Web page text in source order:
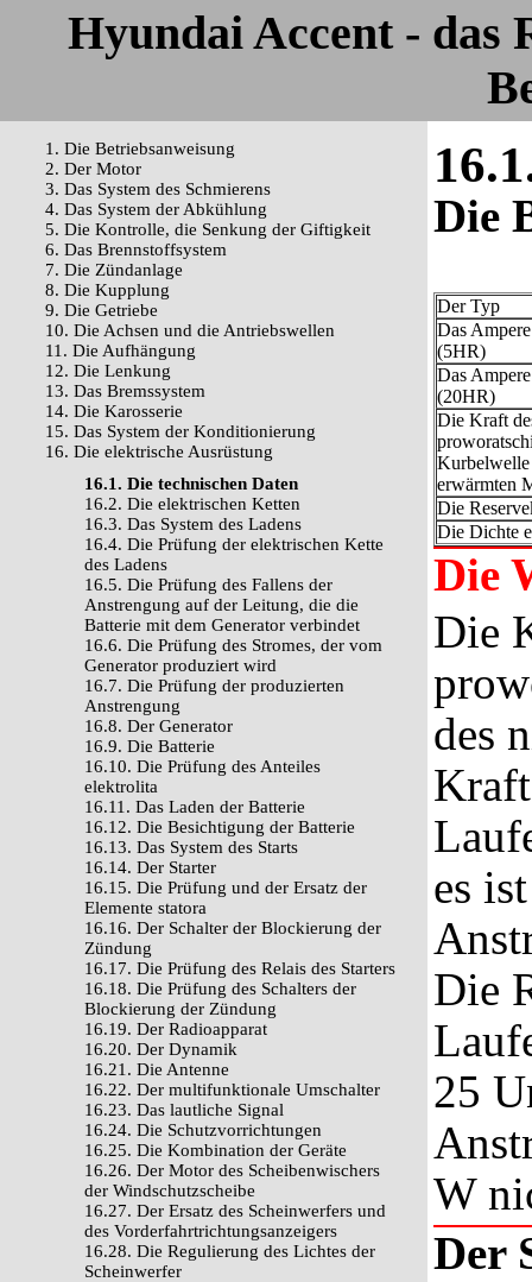
Hyundai Accent - das
1. Die Betriebsanweisung
2. Der Motor
3. Das System des Schmierens
4. Das System der Abkühlung
5. Die Kontrolle, die Senkung der Giftigkeit
6. Das Brennstoffsystem
7. Die Zündanlage
8. Die Kupplung
9. Die Getriebe
10. Die Achsen und die Antriebswellen
11. Die Aufhängung
12. Die Lenkung
13. Das Bremssystem
14. Die Karosserie
15. Das System der Konditionierung
16. Die elektrische Ausrüstung
16.1. Die technischen Daten
16.2. Die elektrischen Ketten
16.3. Das System des Ladens
16.4. Die Prüfung der elektrischen Kette
des Ladens
16.5. Die Prüfung des Fallens der
Anstrengung auf der Leitung, die die
Batterie mit dem Generator verbindet
16.6. Die Prüfung des Stromes, der vom
Generator produziert wird
16.7. Die Prüfung der produzierten
Anstrengung
16.8. Der Generator
16.9. Die Batterie
16.10. Die Prüfung des Anteiles
elektrolita
16.11. Das Laden der Batterie
16.12. Die Besichtigung der Batterie
16.13. Das System des Starts
16.14. Der Starter
16.15. Die Prüfung und der Ersatz der
Elemente statora
16.16. Der Schalter der Blockierung der
Zündung
16.17. Die Prüfung des Relais des Starters
16.18. Die Prüfung des Schalters der
Blockierung der Zündung
16.19. Der Radioapparat
16.20. Der Dynamik
16.21. Die Antenne
16.22. Der multifunktionale Umschalter
16.23. Das lautliche Signal
16.24. Die Schutzvorrichtungen
16.25. Die Kombination der Geräte
16.26. Der Motor des Scheibenwischers
der Windschutzscheibe
16.27. Der Ersatz des Scheinwerfers und
des Vorderfahrtrichtungsanzeigers
16.28. Die Regulierung des Lichtes der
Scheinwerfer
Die
Der Typ
Das
(5HR)
Das
(20HR)
Die Kraft
Kurbelwelle
erwärmten
Die
Die Dichte
Die
Die
des
es
Die
25
W
Der